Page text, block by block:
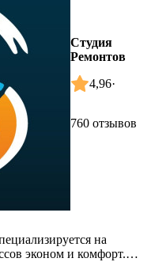
Студия
Ремонтов
4,96·
760 отзывов
на
эконом и комфорт.